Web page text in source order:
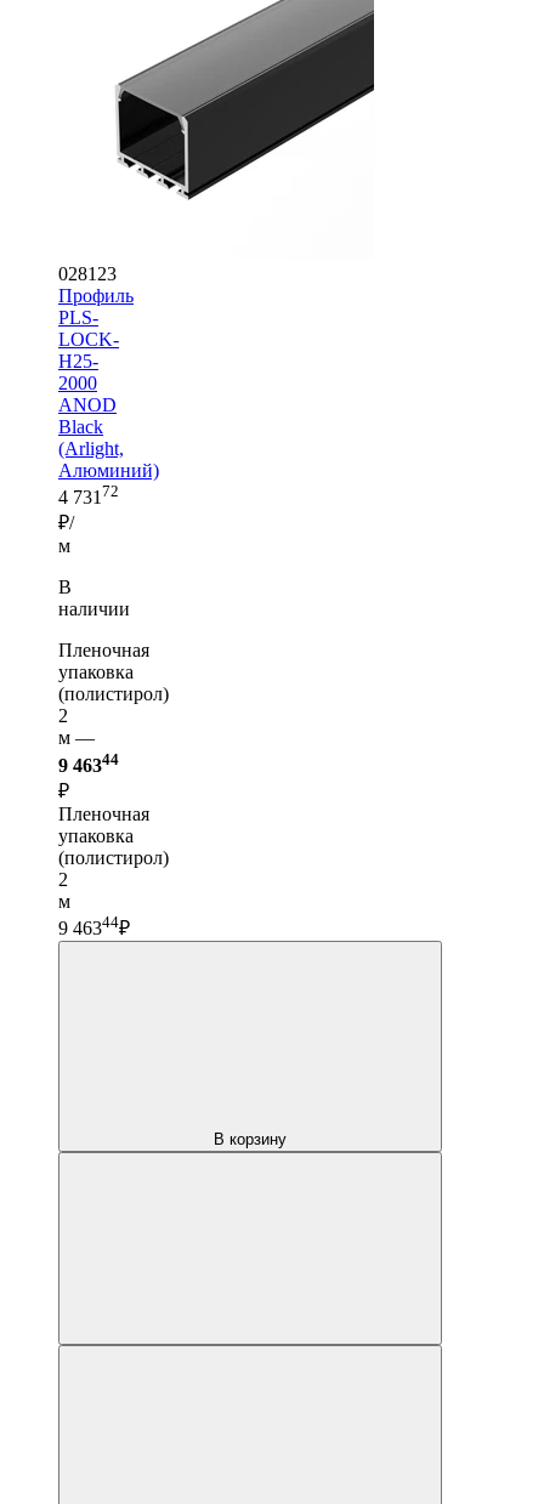
028123
Профиль
PLS-
LOCK-
H25-
2000
ANOD
Black
(Arlight,
Алюминий)
4 731 72
₽/
м
В
наличии
Пленочная
упаковка
(полистирол)
2
м —
9 46344
₽
Пленочная
упаковка
(полистирол)
2
м
9 46344₽
В корзину